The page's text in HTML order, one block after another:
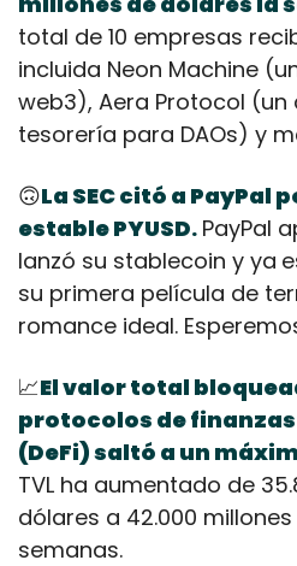
total de 10 empresas
incluida Neon Machine
web3), Aera Protocol
tesorería para DAOs) y
🙃La SEC citó a PayPal
estable PYUSD. PayPal
lanzó su stablecoin y ya
su primera película de
romance ideal.
📈El valor total
protocolos de
(DeFi) saltó a un
TVL ha aumentado de
dólares a 42.000
semanas.